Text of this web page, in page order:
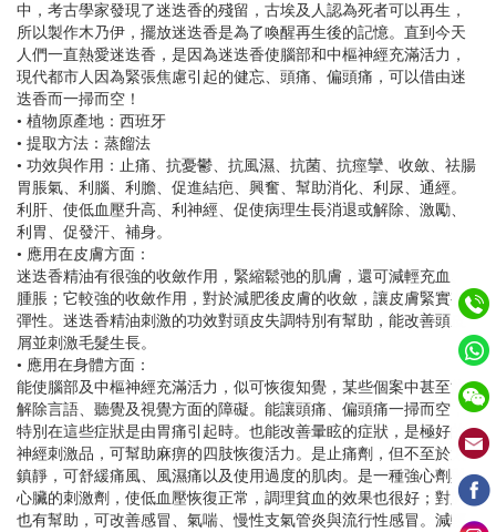
中，考古學家發現了迷迭香的殘留，古埃及人認為死者可以再生，
所以製作木乃伊，擺放迷迭香是為了喚醒再生後的記憶。直到今天
人們一直熱愛迷迭香，是因為迷迭香使腦部和中樞神經充滿活力，
現代都市人因為緊張焦慮引起的健忘、頭痛、偏頭痛，可以借由迷
迭香而一掃而空！
• 植物原產地：西班牙
• 提取方法：蒸餾法
• 功效與作用：止痛、抗憂鬱、抗風濕、抗菌、抗痙攣、收斂、祛腸
胃脹氣、利腦、利膽、促進結疤、興奮、幫助消化、利尿、通經。
利肝、使低血壓升高、利神經、促使病理生長消退或解除、激勵、
利胃、促發汗、補身。
• 應用在皮膚方面：
迷迭香精油有很強的收斂作用，緊縮鬆弛的肌膚，還可減輕充血、
腫脹；它較強的收斂作用，對於減肥後皮膚的收斂，讓皮膚緊實有
彈性。迷迭香精油刺激的功效對頭皮失調特別有幫助，能改善頭皮
屑並刺激毛髮生長。
• 應用在身體方面：
能使腦部及中樞神經充滿活力，似可恢復知覺，某些個案中甚至能
解除言語、聽覺及視覺方面的障礙。能讓頭痛、偏頭痛一掃而空，
特別在這些症狀是由胃痛引起時。也能改善暈眩的症狀，是極好的
神經刺激品，可幫助麻痹的四肢恢復活力。是止痛劑，但不至於太
鎮靜，可舒緩痛風、風濕痛以及使用過度的肌肉。是一種強心劑與
心臟的刺激劑，使低血壓恢復正常，調理貧血的效果也很好；對肺
也有幫助，可改善感冒、氣喘、慢性支氣管炎與流行性感冒。減輕